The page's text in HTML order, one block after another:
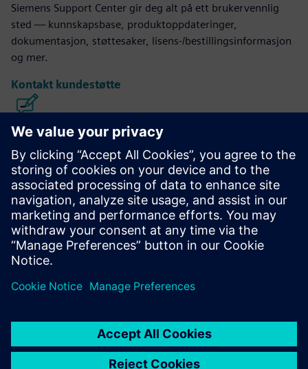
Siemens Support Center gir deg alt på ett brukervennlig
sted — kunnskapsbase, produktoppdateringer,
dokumentasjon, støttesaker, lisens-/bestillingsinformasjon
og mer.
Kontakt kundestøtte
Kaliber IC-design og produksjon
Calibre-verktøypakken leverer nøyaktig, effektiv,
omfattende IC-verifisering og optimalisering på tvers av alle
prosessnoder og designstiler samtidig som ressursbruk og
tapeout-planer minimeres.
Lær av eksperter